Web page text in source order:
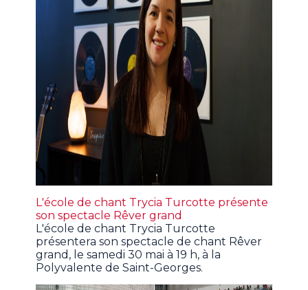
L'école de chant Trycia Turcotte présente
son spectacle Rêver grand
L'école de chant Trycia Turcotte
présentera son spectacle de chant Rêver
grand, le samedi 30 mai à 19 h, à la
Polyvalente de Saint-Georges.